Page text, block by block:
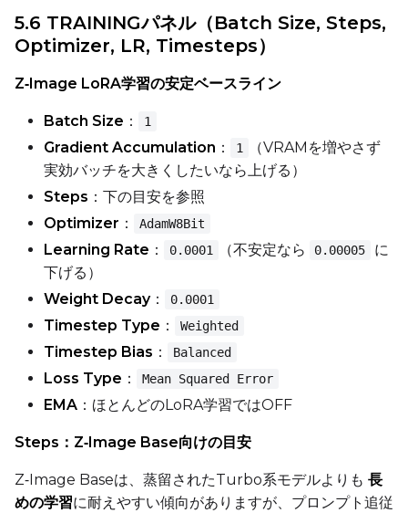
LoRA Scale
Width
Height
Seed
Prompt
5.6 TRAININGパネル（Batch Size, Steps,
Optimizer, LR, Timesteps）
Z‑Image LoRA学習の安定ベースライン
Batch Size ： 1
Gradient Accumulation ： 1
（VRAMを増やさず
実効バッチを大きくしたいなら上げる）
Steps ：下の目安を参照
Optimizer ： AdamW8Bit
Learning Rate ： 0.0001 （不安定なら 0.00005
に
下げる）
Weight Decay： 0.0001
Timestep Type ： Weighted
Timestep Bias ： Balanced
Loss Type ： Mean Squared Error
EMA ：ほとんどのLoRA学習ではOFF
Steps：Z‑Image Base向けの目安
Z‑Image Baseは、蒸留されたTurbo系モデルよりも 長
めの学習に耐えやすい傾向がありますが、プロンプト追従